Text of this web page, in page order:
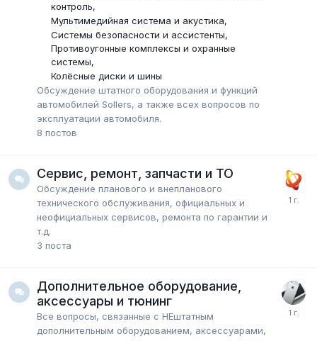
контроль
Мультимедийная система и акустика
Системы безопасности и ассистенты
Противоугонные комплексы и охранные
системы
Колёсные диски и шины
Обсуждение штатного оборудования и функций
автомобилей Sollers, а также всех вопросов по
эксплуатации автомобиля.
8 постов
Сервис, ремонт, запчасти и ТО
Обсуждение планового и внепланового
технического обслуживания, официальных и
неофициальных сервисов, ремонта по гарантии и
т.д.
3 поста
Дополнительное оборудование,
аксессуары и тюнинг
Все вопросы, связанные с НЕштатным
дополнительным оборудованием, аксессуарами,